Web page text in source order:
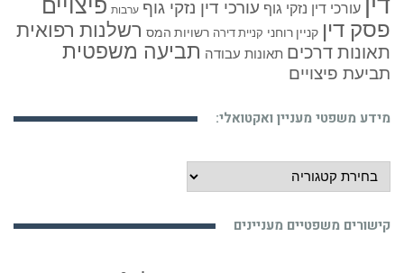
עורכי דין נזקי גוף עורכי דין נזקי גוף ערבות פיצויים
פסק דין קניין רוחני קניית דירה רשויות המס רשלנות רפואית
תאונות דרכים תאונות עבודה תביעה משפטית
תביעת פיצויים
מידע משפטי מעניין ואקטואלי:
מידע
משפטי
ואקטואלי:
קישורים משפטיים מעניינים